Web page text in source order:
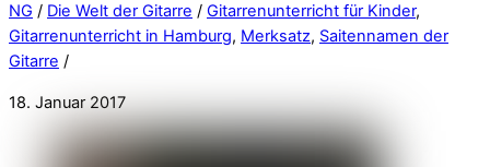
NG / Die Welt der Gitarre / Gitarrenunterricht für Kinder,
Gitarrenunterricht in Hamburg, Merksatz, Saitennamen der
Gitarre /
18. Januar 2017